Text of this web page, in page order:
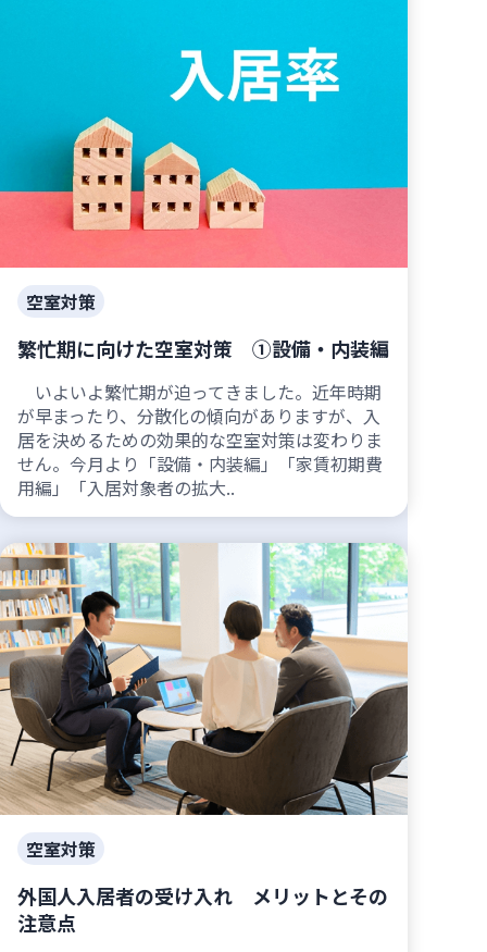
空室対策
繁忙期に向けた空室対策 ①設備・内装編
いよいよ繁忙期が迫ってきました。近年時期
が早まったり、分散化の傾向がありますが、入
居を決めるための効果的な空室対策は変わりま
せん。今月より「設備・内装編」「家賃初期費
用編」「入居対象者の拡大..
空室対策
外国人入居者の受け入れ メリットとその
注意点